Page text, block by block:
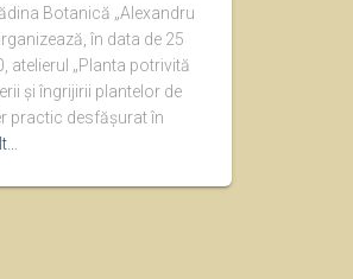
Botanică „Alexandru
în data de 25
atelierul „Planta potrivită
și îngrijirii plantelor de
practic desfășurat în